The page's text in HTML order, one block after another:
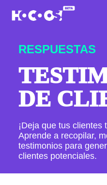
RESPUESTAS
DE
¡Deja que tus clientes
Aprende a recopilar,
testimonios para
clientes potenciales.